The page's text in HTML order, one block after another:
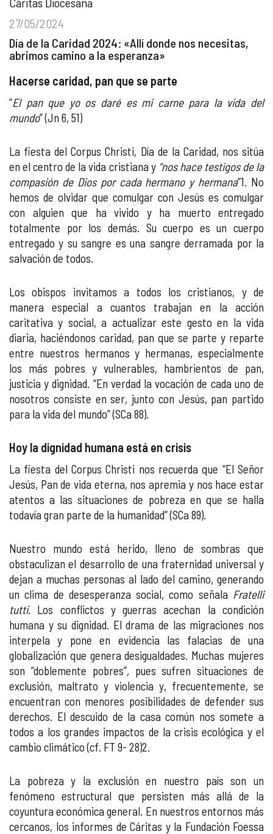
27/05/2024
Día de la Caridad 2024: «Allí donde nos necesitas,
abrimos camino a la esperanza»
Hacerse caridad, pan que se parte
“El pan que yo os daré es mi carne para la vida del
mundo” (Jn 6, 51)
La fiesta del Corpus Christi, Día de la Caridad, nos sitúa
en el centro de la vida cristiana y “nos hace testigos de la
compasión de Dios por cada hermano y hermana”1. No
hemos de olvidar que comulgar con Jesús es comulgar
con alguien que ha vivido y ha muerto entregado
totalmente por los demás. Su cuerpo es un cuerpo
entregado y su sangre es una sangre derramada por la
salvación de todos.
Los obispos invitamos a todos los cristianos, y de
manera especial a cuantos trabajan en la acción
caritativa y social, a actualizar este gesto en la vida
diaria, haciéndonos caridad, pan que se parte y reparte
entre nuestros hermanos y hermanas, especialmente
los más pobres y vulnerables, hambrientos de pan,
justicia y dignidad. “En verdad la vocación de cada uno de
nosotros consiste en ser, junto con Jesús, pan partido
para la vida del mundo” (SCa 88).
Hoy la dignidad humana está en crisis
La fiesta del Corpus Christi nos recuerda que “El Señor
Jesús, Pan de vida eterna, nos apremia y nos hace estar
atentos a las situaciones de pobreza en que se halla
todavía gran parte de la humanidad” (SCa 89).
Nuestro mundo está herido, lleno de sombras que
obstaculizan el desarrollo de una fraternidad universal y
dejan a muchas personas al lado del camino, generando
un clima de desesperanza social, como señala Fratelli
tutti. Los conflictos y guerras acechan la condición
humana y su dignidad. El drama de las migraciones nos
interpela y pone en evidencia las falacias de una
globalización que genera desigualdades. Muchas mujeres
son “doblemente pobres”, pues sufren situaciones de
exclusión, maltrato y violencia y, frecuentemente, se
encuentran con menores posibilidades de defender sus
derechos. El descuido de la casa común nos somete a
todos a los grandes impactos de la crisis ecológica y el
cambio climático (cf. FT 9- 28)2.
La pobreza y la exclusión en nuestro país son un
fenómeno estructural que persisten más allá de la
coyuntura económica general. En nuestros entornos más
cercanos, los informes de Cáritas y la Fundación Foessa